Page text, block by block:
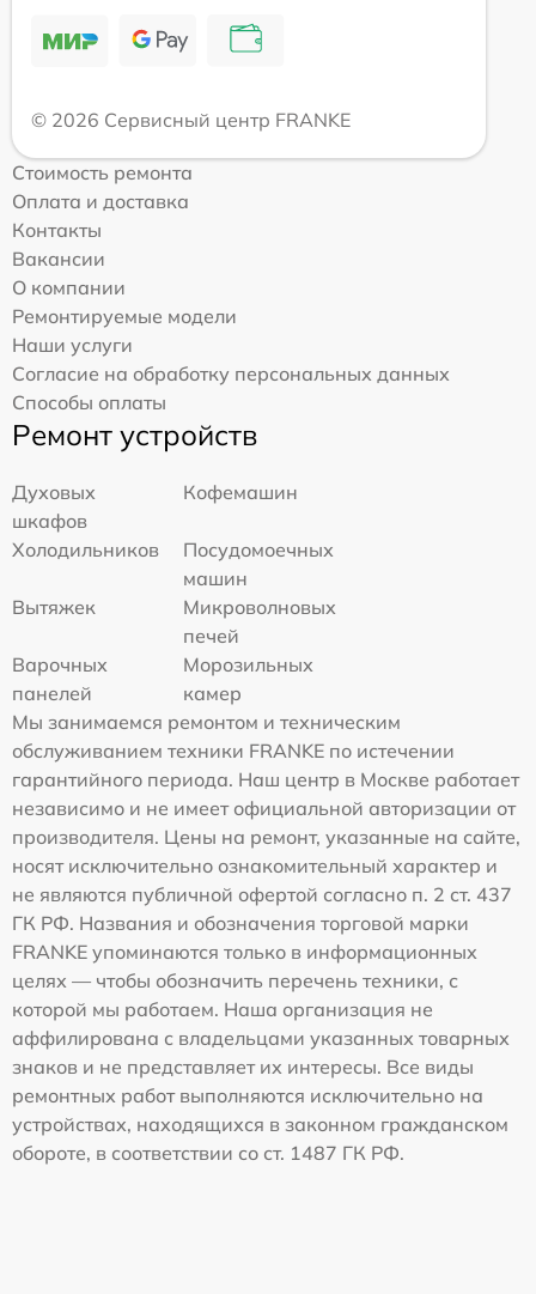
© 2026 Сервисный центр FRANKE
Стоимость ремонта
Оплата и доставка
Контакты
Вакансии
О компании
Ремонтируемые модели
Наши услуги
Согласие на обработку персональных данных
Способы оплаты
Ремонт устройств
Духовых
шкафов
Кофемашин
Холодильников
Посудомоечных
машин
Вытяжек
Микроволновых
печей
Варочных
панелей
Морозильных
камер
Мы занимаемся ремонтом и техническим
обслуживанием техники FRANKE по истечении
гарантийного периода. Наш центр в Москве работает
независимо и не имеет официальной авторизации от
производителя. Цены на ремонт, указанные на сайте,
носят исключительно ознакомительный характер и
не являются публичной офертой согласно п. 2 ст. 437
ГК РФ. Названия и обозначения торговой марки
FRANKE упоминаются только в информационных
целях — чтобы обозначить перечень техники, с
которой мы работаем. Наша организация не
аффилирована с владельцами указанных товарных
знаков и не представляет их интересы. Все виды
ремонтных работ выполняются исключительно на
устройствах, находящихся в законном гражданском
обороте, в соответствии со ст. 1487 ГК РФ.